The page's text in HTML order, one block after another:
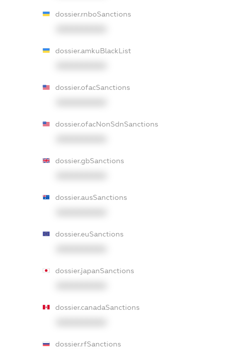
dossier.rnboSanctions
dossier.amkuBlackList
dossier.ofacSanctions
dossier.ofacNonSdnSanctions
dossier.gbSanctions
dossier.ausSanctions
dossier.euSanctions
dossier.japanSanctions
dossier.canadaSanctions
dossier.rfSanctions